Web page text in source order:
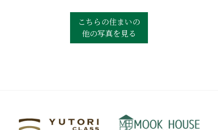
こちらの住まいの
他の写真を見る